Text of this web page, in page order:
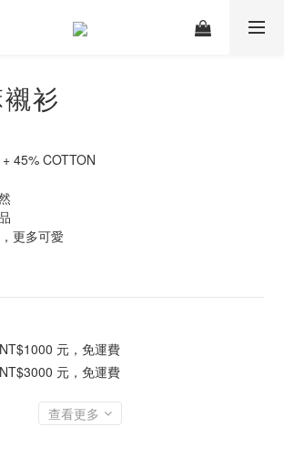
衫
45% COTTON
更多可愛
元，免運費
元，免運費
查看更多